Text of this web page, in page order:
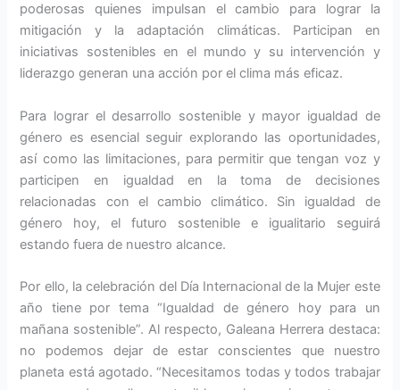
poderosas quienes impulsan el cambio para lograr la
mitigación y la adaptación climáticas. Participan en
iniciativas sostenibles en el mundo y su intervención y
liderazgo generan una acción por el clima más eficaz.
Para lograr el desarrollo sostenible y mayor igualdad de
género es esencial seguir explorando las oportunidades,
así como las limitaciones, para permitir que tengan voz y
participen en igualdad en la toma de decisiones
relacionadas con el cambio climático. Sin igualdad de
género hoy, el futuro sostenible e igualitario seguirá
estando fuera de nuestro alcance.
Por ello, la celebración del Día Internacional de la Mujer este
año tiene por tema “Igualdad de género hoy para un
mañana sostenible”. Al respecto, Galeana Herrera destaca:
no podemos dejar de estar conscientes que nuestro
planeta está agotado. “Necesitamos todas y todos trabajar